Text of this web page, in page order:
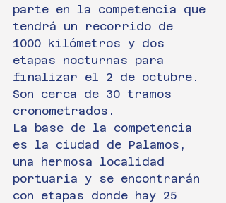
parte en la competencia que
tendrá un recorrido de
1000 kilómetros y dos
etapas nocturnas para
finalizar el 2 de octubre.
Son cerca de 30 tramos
cronometrados.
La base de la competencia
es la ciudad de Palamos,
una hermosa localidad
portuaria y se encontrarán
con etapas donde hay 25